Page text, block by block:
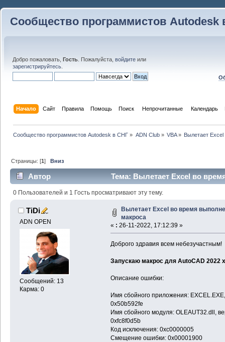
Сообщество программистов Autodesk
Добро пожаловать, Гость . Пожалуйста, войдите или
зарегистрируйтесь
Начало Сайт Правила Помощь Поиск Непрочитанные Календарь
Сообщество программистов Autodesk в СНГ » ADN Club» VBA» Вылетает
Страницы: [1]Вниз
Автор
Тема: Вылетает Excel во
24464 раз)
0 Пользователей и 1 Гость просматривают эту тему.
TiDi
ADN OPEN
Сообщений: 13
Карма: 0
Вылетает Excel во время
макроса
« : 26-11-2022, 17:12:39 »
Доброго здравия всем небезучастным!
Запускаю макрос для AutoCAD 2022
Описание ошибки:
Имя сбойного приложения:
0x50b592fe
Имя сбойного модуля: OLEAUT32.dll,
0xfc8f0d5b
Код исключения: 0xc0000005
Смещение ошибки: 0x00001900